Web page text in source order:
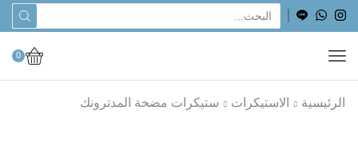
0
الرئيسية الاستيكرات ستيكرات مضخة المدترونك